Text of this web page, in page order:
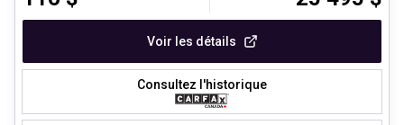
Voir les détails
Consultez l'historique